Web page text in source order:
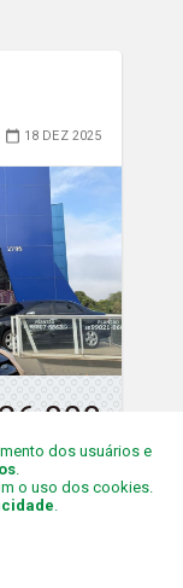
18 DEZ 2025
Fotos
dos usuários e
.
o uso dos cookies.
.